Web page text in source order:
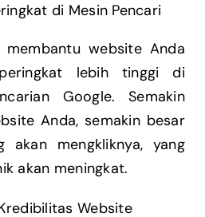
di Mesin Pencari
membantu website Anda
lebih tinggi di
Google. Semakin
Anda, semakin besar
akan mengkliknya, yang
akan meningkat.
Website